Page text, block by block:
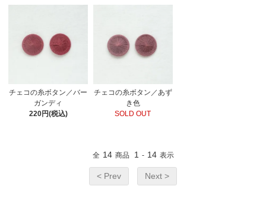
チェコの糸ボタン／バー
ガンディ
220円(税込)
チェコの糸ボタン／あず
き色
SOLD OUT
全 14 商品 1 - 14 表示
< Prev Next >